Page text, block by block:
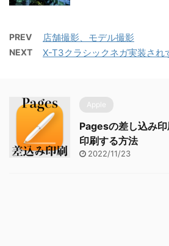
PREV 店舗撮影、モデル撮影
NEXT X-T3クラシックネガ実装され
Apple
Pagesの差し込み
印刷する方法
2022/11/23